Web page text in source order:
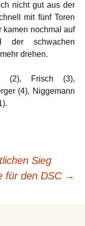
nicht gut aus der
mit fünf Toren
kamen nochmal auf
der schwachen
drehen.
(2), Frisch (3),
(4), Niggemann
Sieg
für den DSC →